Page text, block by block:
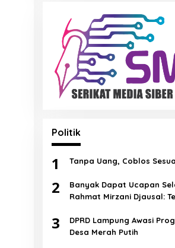
Politik
1 Tanpa Uang, Coblos
2
Banyak Dapat Ucapan
Rahmat Mirzani Djausal:
3
DPRD Lampung Awasi
Desa Merah Putih